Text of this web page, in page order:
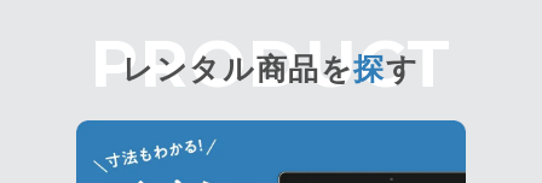
レンタル商品を探す